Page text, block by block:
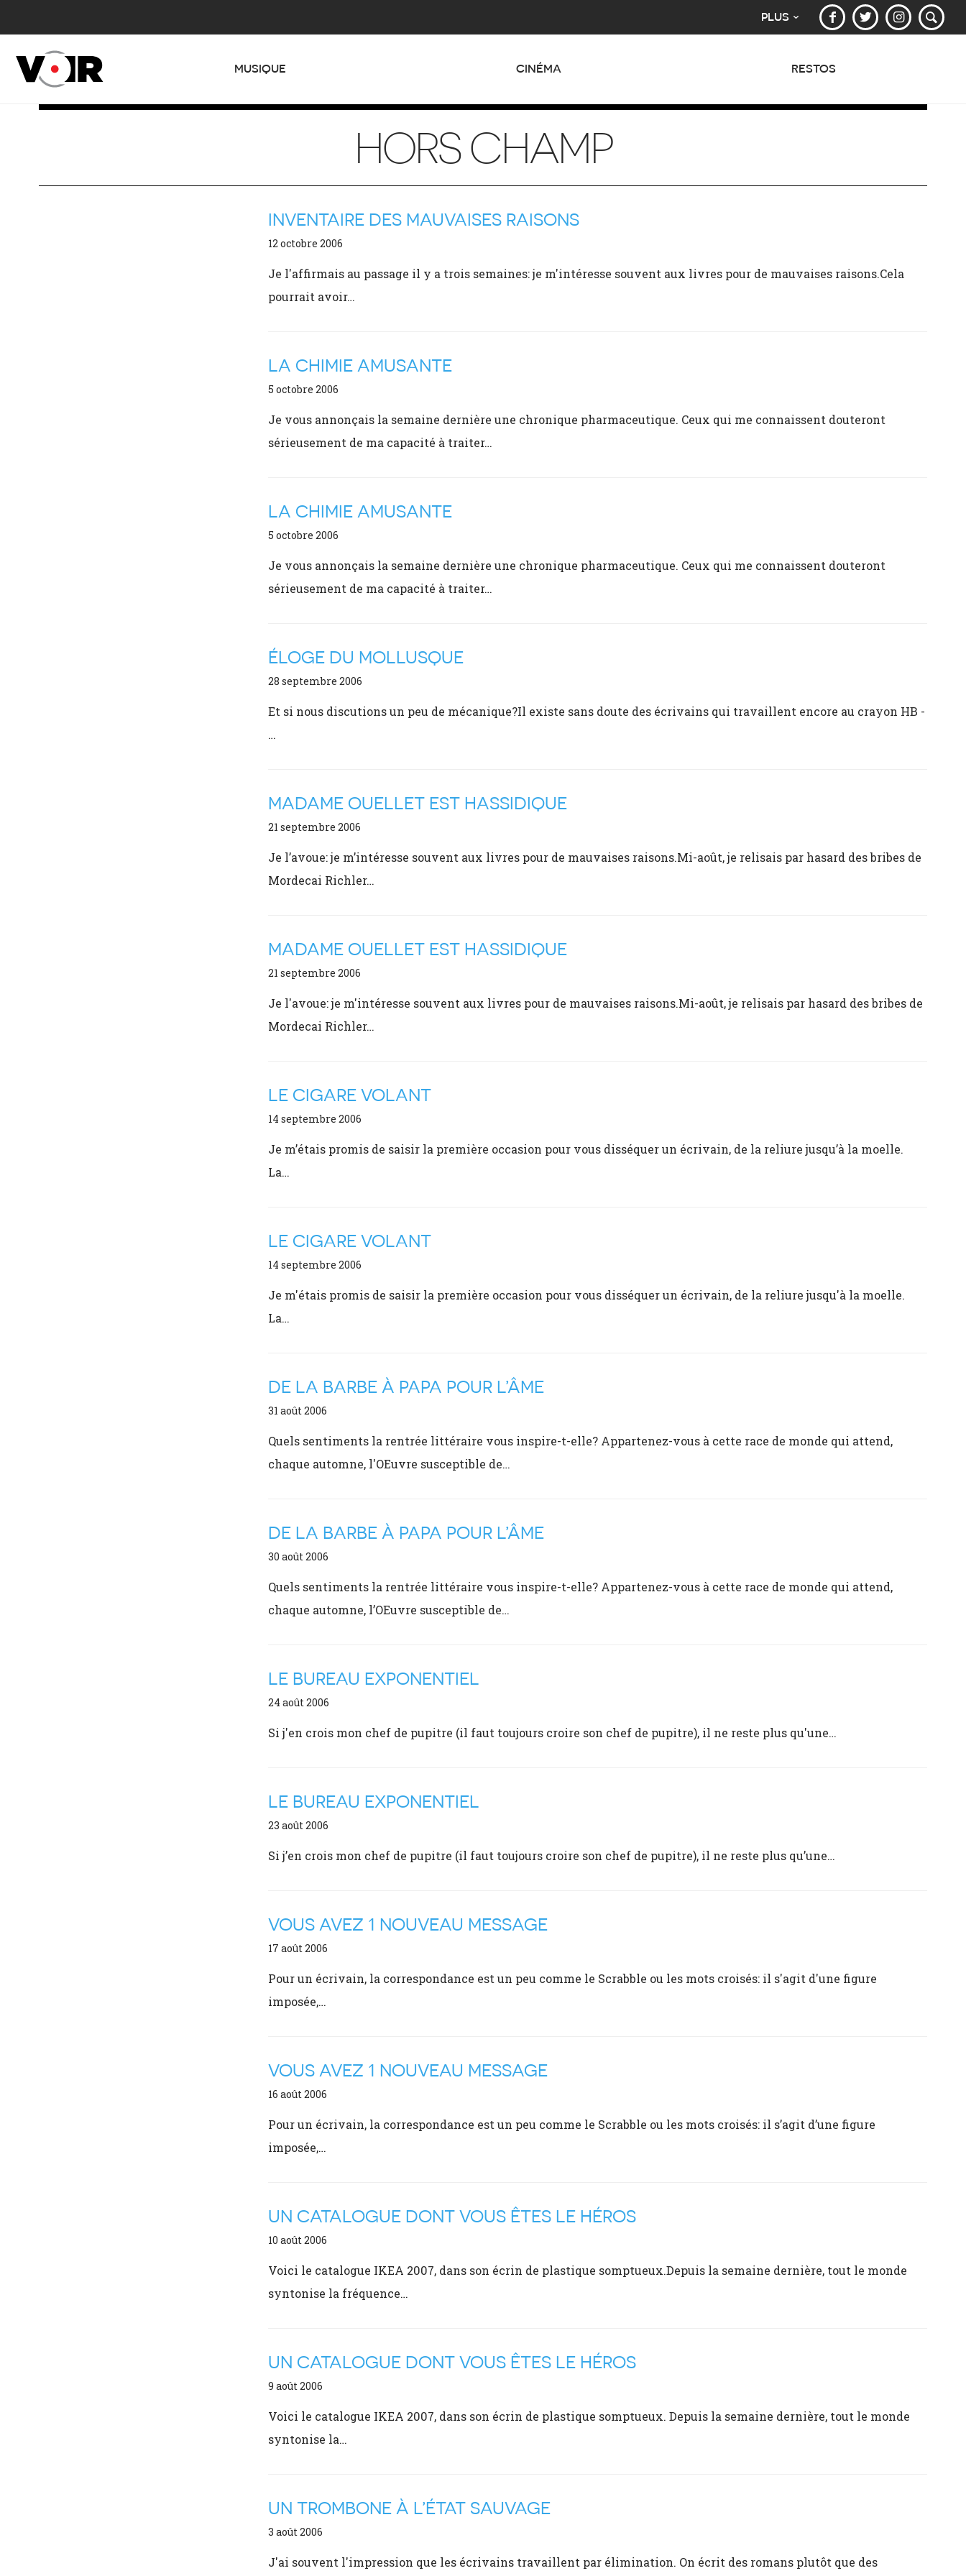
PLUS
MUSIQUE CINÉMA RESTOS
HORS CHAMP
INVENTAIRE DES MAUVAISES RAISONS
12 octobre 2006
Je l'affirmais au passage il y a trois semaines: je m'intéresse souvent aux livres pour de mauvaises raisons.Cela
pourrait avoir…
LA CHIMIE AMUSANTE
5 octobre 2006
Je vous annonçais la semaine dernière une chronique pharmaceutique. Ceux qui me connaissent douteront
sérieusement de ma capacité à traiter…
LA CHIMIE AMUSANTE
5 octobre 2006
Je vous annonçais la semaine dernière une chronique pharmaceutique. Ceux qui me connaissent douteront
sérieusement de ma capacité à traiter…
ÉLOGE DU MOLLUSQUE
28 septembre 2006
Et si nous discutions un peu de mécanique?Il existe sans doute des écrivains qui travaillent encore au crayon HB -
…
MADAME OUELLET EST HASSIDIQUE
21 septembre 2006
Je l’avoue: je m’intéresse souvent aux livres pour de mauvaises raisons.Mi-août, je relisais par hasard des bribes de
Mordecai Richler…
MADAME OUELLET EST HASSIDIQUE
21 septembre 2006
Je l'avoue: je m'intéresse souvent aux livres pour de mauvaises raisons.Mi-août, je relisais par hasard des bribes de
Mordecai Richler…
LE CIGARE VOLANT
14 septembre 2006
Je m’étais promis de saisir la première occasion pour vous disséquer un écrivain, de la reliure jusqu’à la moelle.
La…
LE CIGARE VOLANT
14 septembre 2006
Je m'étais promis de saisir la première occasion pour vous disséquer un écrivain, de la reliure jusqu'à la moelle.
La…
DE LA BARBE À PAPA POUR L’ÂME
31 août 2006
Quels sentiments la rentrée littéraire vous inspire-t-elle? Appartenez-vous à cette race de monde qui attend,
chaque automne, l'OEuvre susceptible de…
DE LA BARBE À PAPA POUR L’ÂME
30 août 2006
Quels sentiments la rentrée littéraire vous inspire-t-elle? Appartenez-vous à cette race de monde qui attend,
chaque automne, l’OEuvre susceptible de…
LE BUREAU EXPONENTIEL
24 août 2006
Si j'en crois mon chef de pupitre (il faut toujours croire son chef de pupitre), il ne reste plus qu'une…
LE BUREAU EXPONENTIEL
23 août 2006
Si j’en crois mon chef de pupitre (il faut toujours croire son chef de pupitre), il ne reste plus qu’une…
VOUS AVEZ 1 NOUVEAU MESSAGE
17 août 2006
Pour un écrivain, la correspondance est un peu comme le Scrabble ou les mots croisés: il s'agit d'une figure
imposée,…
VOUS AVEZ 1 NOUVEAU MESSAGE
16 août 2006
Pour un écrivain, la correspondance est un peu comme le Scrabble ou les mots croisés: il s’agit d’une figure
imposée,…
UN CATALOGUE DONT VOUS ÊTES LE HÉROS
10 août 2006
Voici le catalogue IKEA 2007, dans son écrin de plastique somptueux.Depuis la semaine dernière, tout le monde
syntonise la fréquence…
UN CATALOGUE DONT VOUS ÊTES LE HÉROS
9 août 2006
Voici le catalogue IKEA 2007, dans son écrin de plastique somptueux. Depuis la semaine dernière, tout le monde
syntonise la…
UN TROMBONE À L’ÉTAT SAUVAGE
3 août 2006
J'ai souvent l'impression que les écrivains travaillent par élimination. On écrit des romans plutôt que des